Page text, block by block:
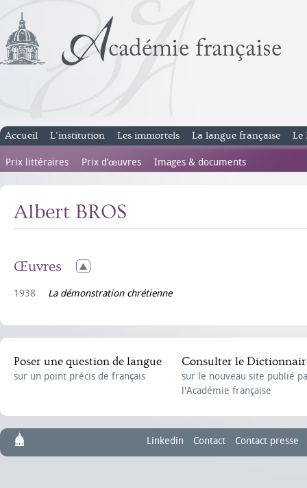
Accueil L’institution Les immortels La langue française Le
Prix littéraires Prix d’œuvres Images & documents
Albert BROS
Œuvres
1938 La démonstration chrétienne
Poser une question de langue
sur un point précis de français
Consulter le
sur le nouveau site publié
l'Académie française
Linkedin Contact Contact presse